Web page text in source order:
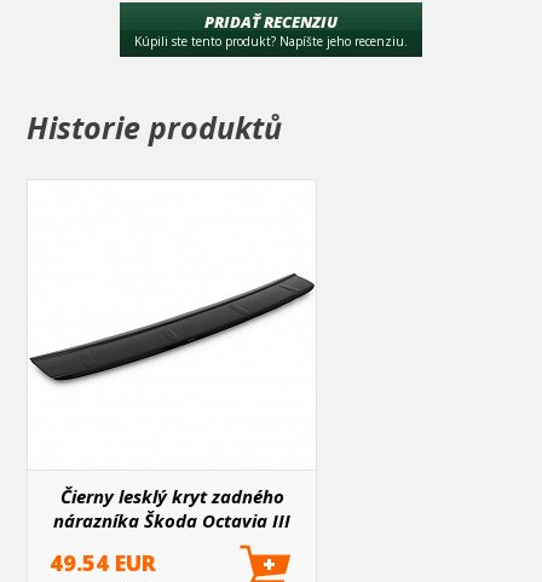
hneď na prvýkrát daný diel dobre presne nasadiť.
Určené pre :
PRIDAŤ RECENZIU
Kúpili ste tento produkt? Napíšte jeho recenziu.
Historie produktů
Čierny lesklý kryt zadného
nárazníka Škoda Octavia III
49.54 EUR